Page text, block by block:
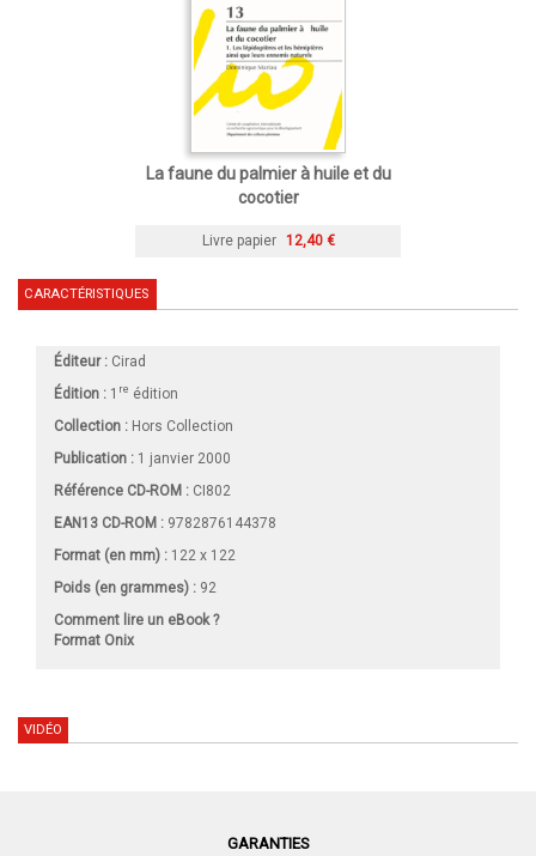
La faune du palmier à huile et du
cocotier
Livre papier 12,40 €
CARACTÉRISTIQUES
Éditeur : Cirad
Édition : 1 re édition
Collection : Hors Collection
Publication : 1 janvier 2000
Référence CD-ROM : CI802
EAN13 CD-ROM : 9782876144378
Format (en mm) : 122 x 122
Poids (en grammes) : 92
Comment lire un eBook ?
Format Onix
VIDÉO
GARANTIES